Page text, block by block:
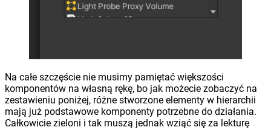
Na całe szczęście nie musimy pamiętać większości
komponentów na własną rękę, bo jak możecie zobaczyć na
zestawieniu poniżej, różne stworzone elementy w hierarchii
mają już podstawowe komponenty potrzebne do działania.
Całkowicie zieloni i tak muszą jednak wziąć się za lekturę